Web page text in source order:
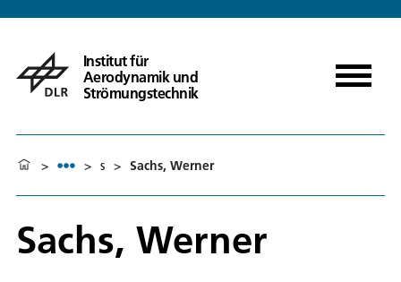
Institut für
Aerodynamik und
Strömungstechnik
> > s > Sachs, Werner
Sachs, Werner